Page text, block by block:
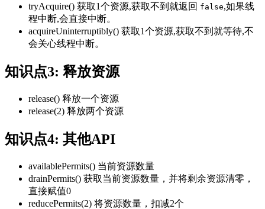
tryAcquire() 获取1个资源,获取不到就返回 false,如果线
程中断,会直接中断。
acquireUninterruptibly() 获取1个资源,获取不到就等待,不
会关心线程中断。
知识点3: 释放资源
release() 释放一个资源
release(2) 释放两个资源
知识点4: 其他API
availablePermits() 当前资源数量
drainPermits() 获取当前资源数量，并将剩余资源清零，
直接赋值0
reducePermits(2) 将资源数量，扣减2个